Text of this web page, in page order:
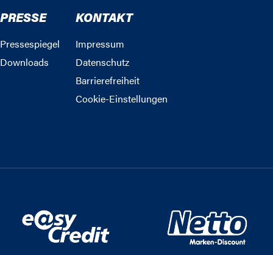
PRESSE
Pressespiegel
Downloads
KONTAKT
Impressum
Datenschutz
Barrierefreiheit
Cookie-Einstellungen